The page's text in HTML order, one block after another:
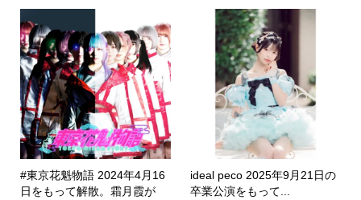
#東京花魁物語 2024年4月16
日をもって解散。霜月霞が
ideal peco 2025年9月21日の
卒業公演をもって...